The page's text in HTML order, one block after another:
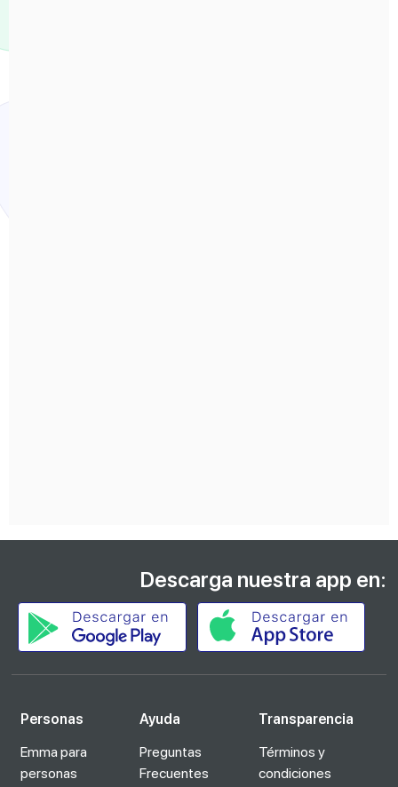
Descarga nuestra app en:
Personas
Emma para
personas
Ayuda
Preguntas
Frecuentes
Transparencia
Términos y
condiciones